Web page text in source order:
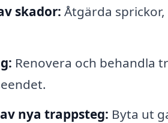
skador: Åtgärda
Renovera och behandla
nya trappsteg: Byta ut